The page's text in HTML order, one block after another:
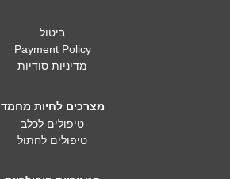
ביטול
Payment Policy
מדיניות סודיות
מצרכים לחיות מחמד
טיפולים לכלב
טיפולים לחתול